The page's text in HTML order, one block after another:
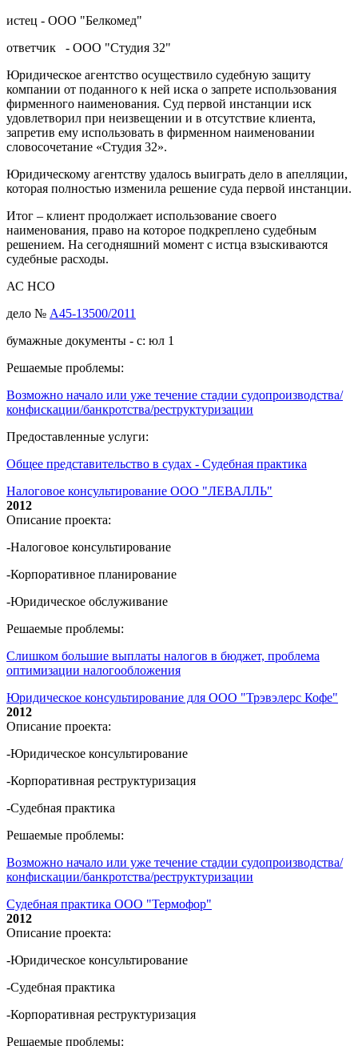
истец - ООО "Белкомед"
ответчик - ООО "Студия 32"
Юридическое агентство осуществило судебную защиту
компании от поданного к ней иска о запрете использования
фирменного наименования. Суд первой инстанции иск
удовлетворил при неизвещении и в отсутствие клиента,
запретив ему использовать в фирменном наименовании
словосочетание «Студия 32».
Юридическому агентству удалось выиграть дело в апелляции,
которая полностью изменила решение суда первой инстанции.
Итог – клиент продолжает использование своего
наименования, право на которое подкреплено судебным
решением. На сегодняшний момент с истца взыскиваются
судебные расходы.
АС НСО
дело № А45-13500/2011
бумажные документы - с: юл 1
Решаемые проблемы:
Возможно начало или уже течение стадии судопроизводства/
конфискации/банкротства/реструктуризации
Предоставленные услуги:
Общее представительство в судах - Судебная практика
Налоговое консультирование ООО "ЛЕВАЛЛЬ"
2012
Описание проекта:
-Налоговое консультирование
-Корпоративное планирование
-Юридическое обслуживание
Решаемые проблемы:
Слишком большие выплаты налогов в бюджет, проблема
оптимизации налогообложения
Юридическое консультирование для ООО "Трэвэлерс Кофе"
2012
Описание проекта:
-Юридическое консультирование
-Корпоративная реструктуризация
-Судебная практика
Решаемые проблемы:
Возможно начало или уже течение стадии судопроизводства/
конфискации/банкротства/реструктуризации
Судебная практика ООО "Термофор"
2012
Описание проекта:
-Юридическое консультирование
-Судебная практика
-Корпоративная реструктуризация
Решаемые проблемы: